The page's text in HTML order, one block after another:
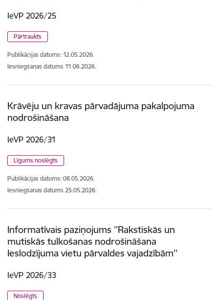
IeVP 2026/25
Pārtraukts
Publikācijas datums: 12.05.2026.
Iesniegšanas datums 11.06.2026.
Krāvēju un kravas pārvadājuma pakalpojuma
nodrošināšana
IeVP 2026/31
Līgums noslēgts
Publikācijas datums: 08.05.2026.
Iesniegšanas datums 25.05.2026.
Informatīvais paziņojums ''Rakstiskās un
mutiskās tulkošanas nodrošināšana
Ieslodzījuma vietu pārvaldes vajadzībām''
IeVP 2026/33
Noslēgts